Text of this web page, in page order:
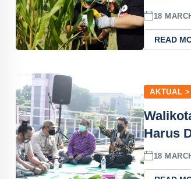
18
READ
AKTUAL
Harus
18